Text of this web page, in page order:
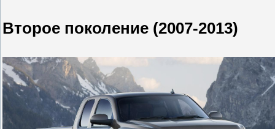
Второе поколение (2007-2013)